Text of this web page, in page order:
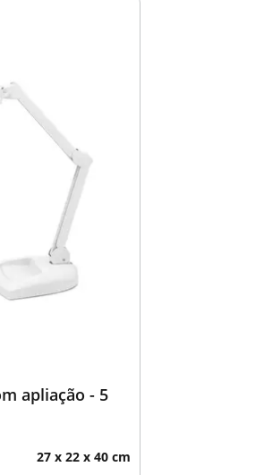
apliação - 5
27 x 22 x 40 cm